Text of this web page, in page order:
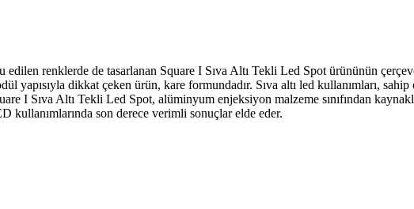
edilen renklerde de tasarlanan Square I Sıva Altı Tekli Led Spot ürününün
yapısıyla dikkat çeken ürün, kare formundadır. Sıva altı led kullanımları,
I Sıva Altı Tekli Led Spot, alüminyum enjeksiyon malzeme sınıfından
kullanımlarında son derece verimli sonuçlar elde eder.